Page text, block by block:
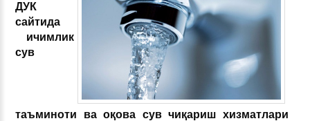
ДУК
сайтида
ичимлик
сув
таъминоти ва оқова сув чиқариш хизматлари